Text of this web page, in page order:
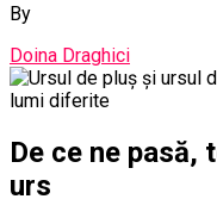
By
Doina Draghici
De ce ne pasă,
urs